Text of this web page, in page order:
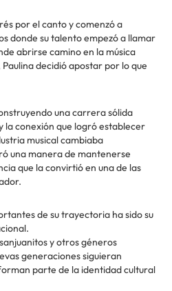
por el canto y comenzó a
donde su talento empezó a llamar
abrirse camino en la música
decidió apostar por lo que
una carrera sólida
la conexión que logró establecer
musical cambiaba
una manera de mantenerse
que la convirtió en una de las
de su trayectoria ha sido su
y otros géneros
generaciones siguieran
parte de la identidad cultural